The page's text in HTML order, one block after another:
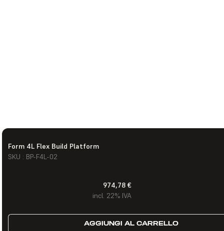
Form 4L Flex Build Platform
SKU : BP-F4L-02
974,78 €
incl. 22% IVA
AGGIUNGI AL CARRELLO